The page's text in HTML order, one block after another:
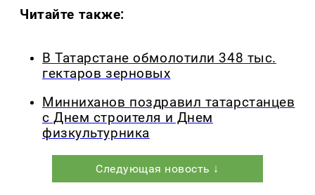
Читайте также:
В Татарстане обмолотили 348 тыс.
гектаров зерновых
Минниханов поздравил татарстанцев
с Днем строителя и Днем
физкультурника
Следующая новость ↓